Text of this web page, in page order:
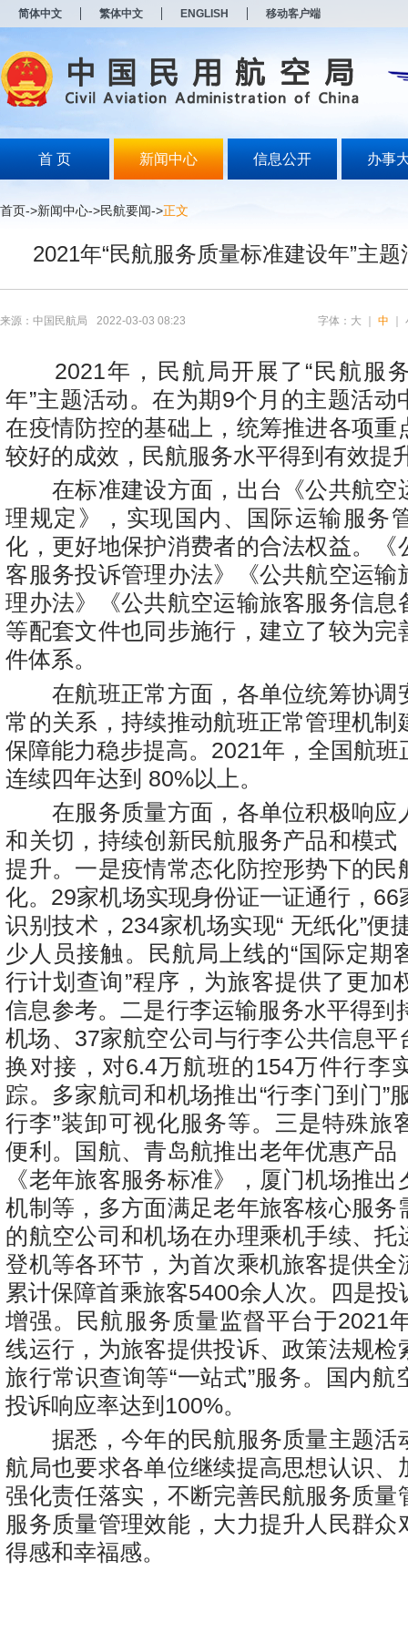
简体中文 繁体中文 ENGLISH 移动客户端
首 页 新闻中心 信息公开 办事
首页->新闻中心->民航要闻->正文
2021年“民航服务质量标准建设年”主
来源：中国民航局 2022-03-03 08:23 字体： 大 中
2021年，民航局开展了“民航服
年”主题活动。在为期9个月的主题活动
在疫情防控的基础上，统筹推进各项重
较好的成效，民航服务水平得到有效提
在标准建设方面，出台《公共航空
理规定》，实现国内、国际运输服务
化，更好地保护消费者的合法权益。《
客服务投诉管理办法》《公共航空运输
理办法》《公共航空运输旅客服务信息
等配套文件也同步施行，建立了较为完
件体系。
在航班正常方面，各单位统筹协调
常的关系，持续推动航班正常管理机制
保障能力稳步提高。2021年，全国航班
连续四年达到 80%以上。
在服务质量方面，各单位积极响应
和关切，持续创新民航服务产品和模式
提升。一是疫情常态化防控形势下的民
化。29家机场实现身份证一证通行，66
识别技术，234家机场实现“ 无纸化”便
少人员接触。民航局上线的“国际定期
行计划查询”程序，为旅客提供了更加
信息参考。二是行李运输服务水平得到
机场、37家航空公司与行李公共信息平
换对接，对6.4万航班的154万件行李
踪。多家航司和机场推出“行李门到门”
行李”装卸可视化服务等。三是特殊旅
便利。国航、青岛航推出老年优惠产品
《老年旅客服务标准》，厦门机场推
机制等，多方面满足老年旅客核心服务
的航空公司和机场在办理乘机手续、托
登机等各环节，为首次乘机旅客提供全
累计保障首乘旅客5400余人次。四是投
增强。民航服务质量监督平台于2021
线运行，为旅客提供投诉、政策法规检
旅行常识查询等“一站式”服务。国内航
投诉响应率达到100%。
据悉，今年的民航服务质量主题活
航局也要求各单位继续提高思想认识、
强化责任落实，不断完善民航服务质量
服务质量管理效能，大力提升人民群众
得感和幸福感。
打
开
无
障
说
按
Alt
开